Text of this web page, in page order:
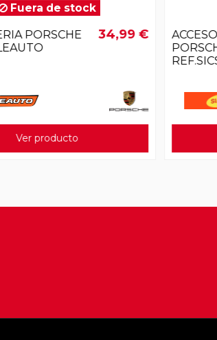
34,99 €
ACCESORIOS ALERON
PORSCHE 956/962
REF.SICS02P SLOT.IT